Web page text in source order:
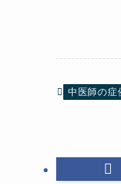
中医師の症